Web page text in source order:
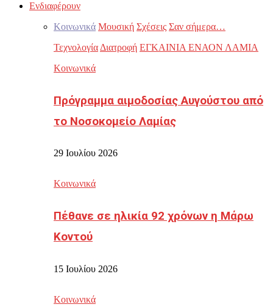
Ενδιαφέρουν
Κοινωνικά Μουσική Σχέσεις Σαν σήμερα…
Τεχνολογία Διατροφή ΕΓΚΑΙΝΙΑ ΕΝΑΟΝ ΛΑΜΙΑ
Κοινωνικά
Πρόγραμμα αιμοδοσίας Αυγούστου από
το Νοσοκομείο Λαμίας
29 Ιουλίου 2026
Κοινωνικά
Πέθανε σε ηλικία 92 χρόνων η Μάρω
Κοντού
15 Ιουλίου 2026
Κοινωνικά